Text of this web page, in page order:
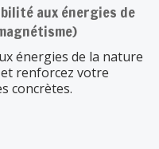
aux énergies de
énergies de la nature
renforcez votre
concrètes.